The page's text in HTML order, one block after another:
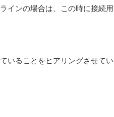
インの場合は、この時に接続用
いることをヒアリングさせて